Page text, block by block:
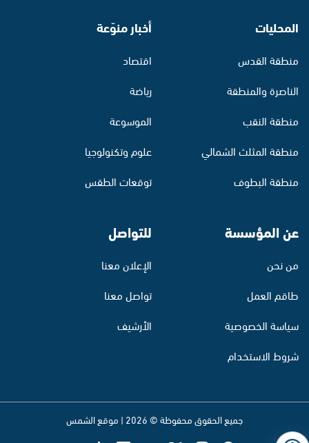
المحليات
منطقة القدس
الناصرة والمنطقة
منطقة النقب
منطقة المثلث الشمالي
منطقة البطوف
أخبار منوّعة
اقتصاد
رياضة
الموسوعة
علوم وتكنولوجيا
توقعات الطقس
عن المؤسسة
من نحن
طاقم العمل
سياسة الخصوصية
شروط الاستخدام
للتواصل
الإعلان معنا
تواصل معنا
الأرشيف
جميع الحقوق محفوظة © 2026 | موقع الشمس